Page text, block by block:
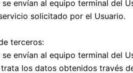
se envían al equipo terminal del
solicitado por el Usuario.
terceros:
se envían al equipo terminal del
los datos obtenidos través